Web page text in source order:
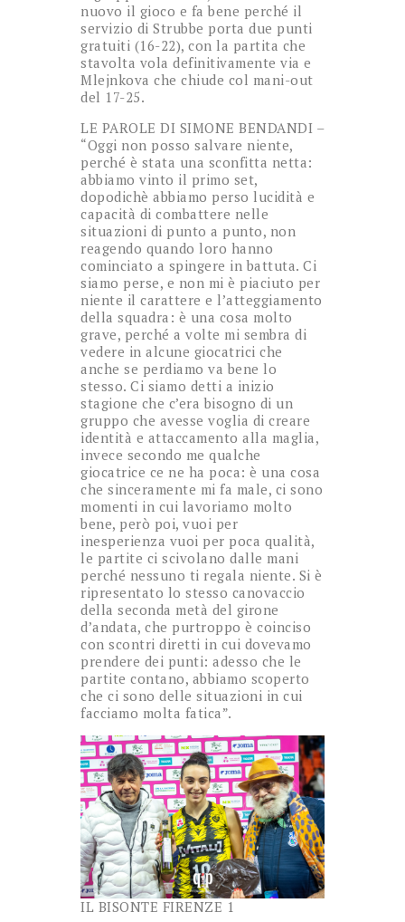
nuovo il gioco e fa bene perché il
servizio di Strubbe porta due punti
gratuiti (16-22), con la partita che
stavolta vola definitivamente via e
Mlejnkova che chiude col mani-out
del 17-25.
LE PAROLE DI SIMONE BENDANDI –
“Oggi non posso salvare niente,
perché è stata una sconfitta netta:
abbiamo vinto il primo set,
dopodichè abbiamo perso lucidità e
capacità di combattere nelle
situazioni di punto a punto, non
reagendo quando loro hanno
cominciato a spingere in battuta. Ci
siamo perse, e non mi è piaciuto per
niente il carattere e l’atteggiamento
della squadra: è una cosa molto
grave, perché a volte mi sembra di
vedere in alcune giocatrici che
anche se perdiamo va bene lo
stesso. Ci siamo detti a inizio
stagione che c’era bisogno di un
gruppo che avesse voglia di creare
identità e attaccamento alla maglia,
invece secondo me qualche
giocatrice ce ne ha poca: è una cosa
che sinceramente mi fa male, ci sono
momenti in cui lavoriamo molto
bene, però poi, vuoi per
inesperienza vuoi per poca qualità,
le partite ci scivolano dalle mani
perché nessuno ti regala niente. Si è
ripresentato lo stesso canovaccio
della seconda metà del girone
d’andata, che purtroppo è coinciso
con scontri diretti in cui dovevamo
prendere dei punti: adesso che le
partite contano, abbiamo scoperto
che ci sono delle situazioni in cui
facciamo molta fatica”.
IL BISONTE FIRENZE 1